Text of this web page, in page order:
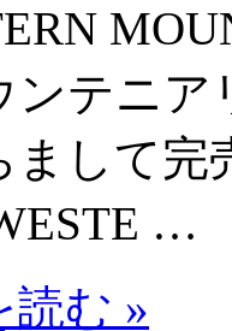
ンテニア
まして完
…
読む »